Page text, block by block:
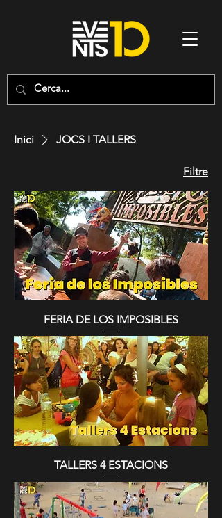
Inici JOCS I TALLERS
Filtre
FERIA DE LOS IMPOSIBLES
TALLERS 4 ESTACIONS